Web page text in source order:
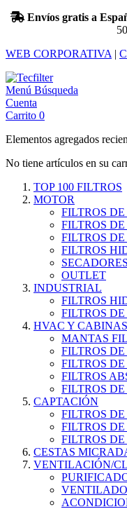
Envíos gratis a
WEB CORPORATIVA |
Menú Búsqueda
Cuenta
Carrito 0
Elementos agregados
No tiene artículos en su
TOP 100 FILTROS
MOTOR
FILTROS
FILTROS
FILTROS
FILTROS
SECADORES
OUTLET
INDUSTRIAL
FILTROS
FILTROS
HVAC Y
MANTAS
FILTROS
FILTROS
FILTROS
FILTROS
CAPTACIÓN
FILTROS
FILTROS
FILTROS
CESTAS
VENTILACIÓN/